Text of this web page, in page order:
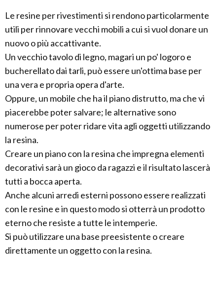
Le resine per rivestimenti si rendono particolarmente
utili per rinnovare vecchi mobili a cui si vuol donare un
nuovo o più accattivante.
Un vecchio tavolo di legno, magari un po' logoro e
bucherellato dai tarli, può essere un'ottima base per
una vera e propria opera d'arte.
Oppure, un mobile che ha il piano distrutto, ma che vi
piacerebbe poter salvare; le alternative sono
numerose per poter ridare vita agli oggetti utilizzando
la resina.
Creare un piano con la resina che impregna elementi
decorativi sarà un gioco da ragazzi e il risultato lascerà
tutti a bocca aperta.
Anche alcuni arredi esterni possono essere realizzati
con le resine e in questo modo si otterrà un prodotto
eterno che resiste a tutte le intemperie.
Si può utilizzare una base preesistente o creare
direttamente un oggetto con la resina.